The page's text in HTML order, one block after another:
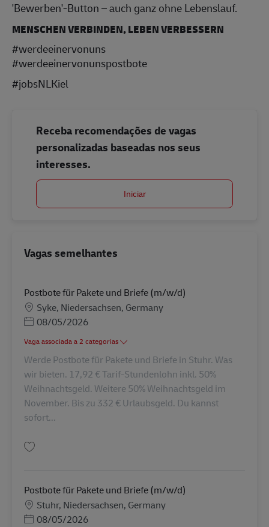
'Bewerben'-Button – auch ganz ohne Lebenslauf.
MENSCHEN VERBINDEN, LEBEN VERBESSERN
#werdeeinervonuns
#werdeeinervonunspostbote
#jobsNLKiel
Receba recomendações de vagas
personalizadas baseadas nos seus
interesses.
Iniciar
Vagas semelhantes
Postbote für Pakete und Briefe (m/w/d)
Localização
Syke, Niedersachsen, Germany
Posted Date
08/05/2026
Vaga associada a 2 categorias
Werde Postbote für Pakete und Briefe in Stuhr. Was
wir bieten. 17,92 € Tarif-Stundenlohn inkl. 50%
Weihnachtsgeld. Weitere 50% Weihnachtsgeld im
November. Bis zu 332 € Urlaubsgeld. Du kannst
sofort...
Postbote für Pakete und Briefe (m/w/d)
Localização
Stuhr, Niedersachsen, Germany
Posted Date
08/05/2026